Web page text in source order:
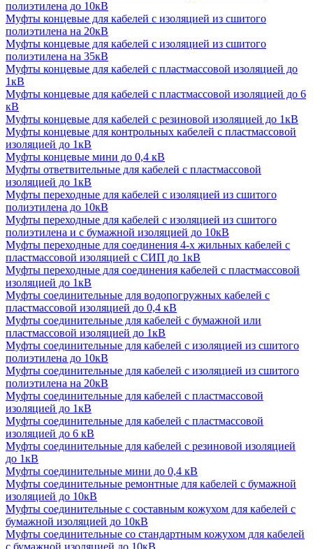
полиэтилена до 10кВ
Муфты концевые для кабелей с изоляцией из сшитого
полиэтилена на 20кВ
Муфты концевые для кабелей с изоляцией из сшитого
полиэтилена на 35кВ
Муфты концевые для кабелей с пластмассовой изоляцией до
1кВ
Муфты концевые для кабелей с пластмассовой изоляцией до 6
кВ
Муфты концевые для кабелей с резиновой изоляцией до 1кВ
Муфты концевые для контрольных кабелей с пластмассовой
изоляцией до 1кВ
Муфты концевые мини до 0,4 кВ
Муфты ответвительные для кабелей с пластмассовой
изоляцией до 1кВ
Муфты переходные для кабелей с изоляцией из сшитого
полиэтилена до 10кВ
Муфты переходные для кабелей с изоляцией из сшитого
полиэтилена и с бумажной изоляцией до 10кВ
Муфты переходные для соединения 4-х жильных кабелей с
пластмассовой изоляцией с СИП до 1кВ
Муфты переходные для соединения кабелей с пластмассовой
изоляцией до 1кВ
Муфты соединительные для водопогружных кабелей с
пластмассовой изоляцией до 0,4 кВ
Муфты соединительные для кабелей с бумажной или
пластмассовой изоляцией до 1кВ
Муфты соединительные для кабелей с изоляцией из сшитого
полиэтилена до 10кВ
Муфты соединительные для кабелей с изоляцией из сшитого
полиэтилена на 20кВ
Муфты соединительные для кабелей с пластмассовой
изоляцией до 1кВ
Муфты соединительные для кабелей с пластмассовой
изоляцией до 6 кВ
Муфты соединительные для кабелей с резиновой изоляцией
до 1кВ
Муфты соединительные мини до 0,4 кВ
Муфты соединительные ремонтные для кабелей с бумажной
изоляцией до 10кВ
Муфты соединительные с составным кожухом для кабелей с
бумажной изоляцией до 10кВ
Муфты соединительные со стандартным кожухом для кабелей
с бумажной изоляцией до 10кВ